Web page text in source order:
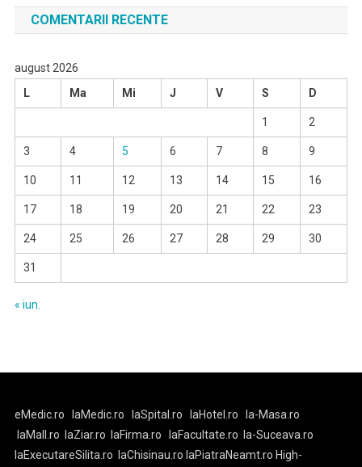
COMENTARII RECENTE
august 2026
L
Ma Mi J V S D
1 2
3 4 5 6 7 8 9
10 11 12 13 14 15 16
17 18 19 20 21 22 23
24 25 26 27 28 29 30
31
« iun.
eMedic.ro laMedic.ro laSpital.ro laHotel.ro
la-Masa.ro
laMall.ro laZiar.ro laFirma.ro laFacultate.ro la-Suceava.ro
laExecutareSilita.ro laChisinau.ro laPiatraNeamt.ro High-